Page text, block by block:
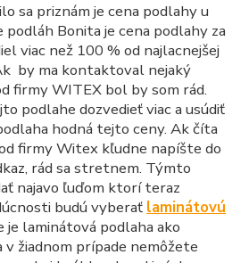
sa priznám je cena podlahy u
Bonita je cena podlahy za
viac než 100 % od najlacnejšej
by ma kontaktoval nejaký
firmy WITEX bol by som rád.
podlahe dozvedieť viac a usúdiť
hodná tejto ceny. Ak číta
firmy Witex kľudne napíšte do
rád sa stretnem. Týmto
najavo ľuďom ktorí teraz
budú vyberať laminátovú
je laminátová podlaha ako
žiadnom prípade nemôžete